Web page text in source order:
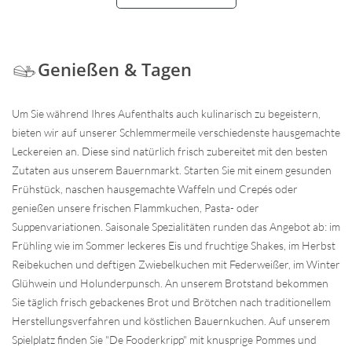
Genießen & Tagen
Um Sie während Ihres Aufenthalts auch kulinarisch zu begeistern,
bieten wir auf unserer Schlemmermeile verschiedenste hausgemachte
Leckereien an. Diese sind natürlich frisch zubereitet mit den besten
Zutaten aus unserem Bauernmarkt. Starten Sie mit einem gesunden
Frühstück, naschen hausgemachte Waffeln und Crepés oder
genießen unsere frischen Flammkuchen, Pasta- oder
Suppenvariationen. Saisonale Spezialitäten runden das Angebot ab: im
Frühling wie im Sommer leckeres Eis und fruchtige Shakes, im Herbst
Reibekuchen und deftigen Zwiebelkuchen mit Federweißer, im Winter
Glühwein und Holunderpunsch. An unserem Brotstand bekommen
Sie täglich frisch gebackenes Brot und Brötchen nach traditionellem
Herstellungsverfahren und köstlichen Bauernkuchen. Auf unserem
Spielplatz finden Sie "De Fooderkripp" mit knusprige Pommes und